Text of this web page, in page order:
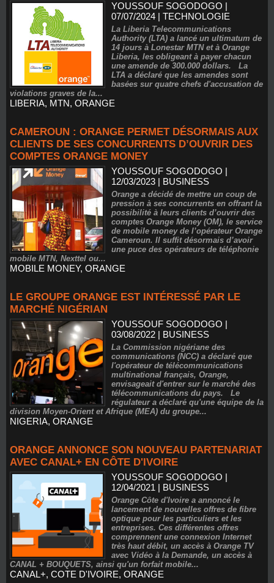
YOUSSOUF SOGODOGO |
07/07/2024 |TECHNOLOGIE
La Liberia Telecommunications
Authority (LTA) a lancé un ultimatum de
14 jours à Lonestar MTN et à Orange
Liberia, les obligeant à payer chacun
une amende de 300.000 dollars. La
LTA a déclaré que les amendes sont
basées sur quatre chefs d'accusation de
violations graves de la...
LIBERIA, MTN, ORANGE
CAMEROUN : ORANGE PERMET DÉSORMAIS AUX
CLIENTS DE SES CONCURRENTS D’OUVRIR DES
COMPTES ORANGE MONEY
YOUSSOUF SOGODOGO |
12/03/2023 | BUSINESS
Orange a décidé de mettre un coup de
pression à ses concurrents en offrant la
possibilité à leurs clients d’ouvrir des
comptes Orange Money (OM), le service
de mobile money de l’opérateur Orange
Cameroun. Il suffit désormais d’avoir
une puce des opérateurs de téléphonie
mobile MTN, Nexttel ou...
MOBILE MONEY, ORANGE
LE GROUPE ORANGE EST INTÉRESSÉ PAR LE
MARCHÉ NIGÉRIAN
YOUSSOUF SOGODOGO |
03/08/2022 | BUSINESS
La Commission nigériane des
communications (NCC) a déclaré que
l'opérateur de télécommunications
multinational français, Orange,
envisageait d'entrer sur le marché des
télécommunications du pays. Le
régulateur a déclaré qu'une équipe de la
division Moyen-Orient et Afrique (MEA) du groupe...
NIGERIA, ORANGE
ORANGE ANNONCE SON NOUVEAU PARTENARIAT
AVEC CANAL+ EN CÔTE D'IVOIRE
YOUSSOUF SOGODOGO |
12/04/2021 | BUSINESS
Orange Côte d'Ivoire a annoncé le
lancement de nouvelles offres de fibre
optique pour les particuliers et les
entreprises. Ces différentes offres
comprennent une connexion Internet
très haut débit, un accès à Orange TV
avec Vidéo à la Demande, un accès à
CANAL + BOUQUETS, ainsi qu'un forfait mobile...
CANAL+, COTE D'IVOIRE, ORANGE